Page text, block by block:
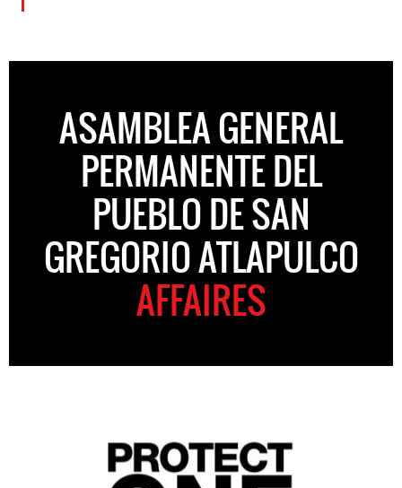
ASAMBLEA GENERAL
PERMANENTE DEL
PUEBLO DE SAN
GREGORIO ATLAPULCO
AFFAIRES